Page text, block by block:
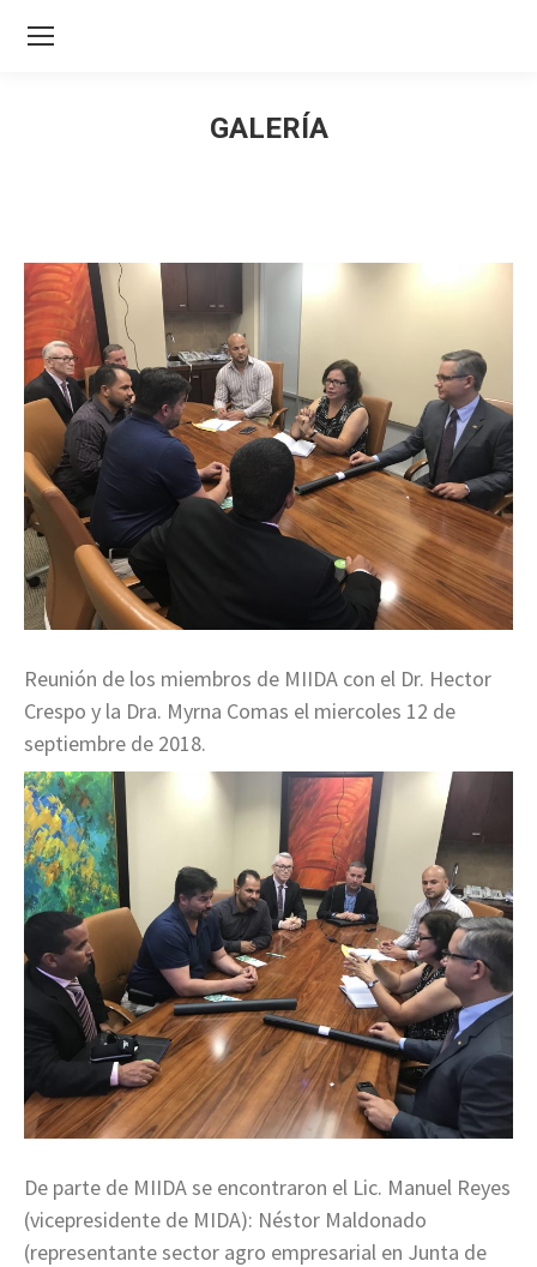
GALERÍA
Reunión de los miembros de MIIDA con el Dr. Hector
Crespo y la Dra. Myrna Comas el miercoles 12 de
septiembre de 2018.
De parte de MIIDA se encontraron el Lic. Manuel Reyes
(vicepresidente de MIDA): Néstor Maldonado
(representante sector agro empresarial en Junta de